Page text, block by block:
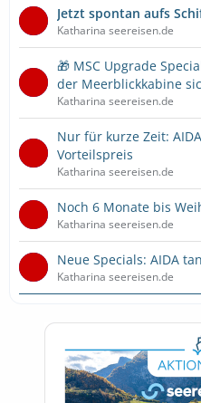
Jetzt spontan aufs
Katharina seereisen.de
🎁 MSC Upgrade
der Meerblickkabine
Katharina seereisen.de
Nur für kurze Zeit:
Vorteilspreis
Katharina seereisen.de
Noch 6 Monate bis
Katharina seereisen.de
Neue Specials: AIDA
Katharina seereisen.de